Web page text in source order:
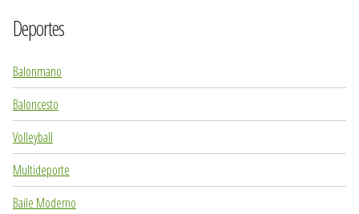
Deportes
Balonmano
Baloncesto
Volleyball
Multideporte
Baile Moderno